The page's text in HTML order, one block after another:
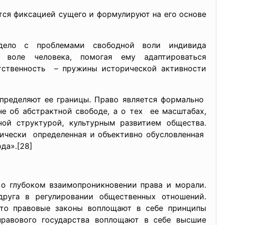
фиксацией сущего и формулируют на его основе
с проблемами свободной воли индивида
человека, помогая ему адаптироваться
– пружины исторической активности
ее границы. Право является формально
об абстрактной свободе, а о тех ее масштабах,
структурой, культурным развитием общества.
определенная и объективно обусловленная
взаимопроникновении права и морали.
в регулировании общественных отношений.
правовые законы воплощают в себе принципы
государства воплощают в себе высшие